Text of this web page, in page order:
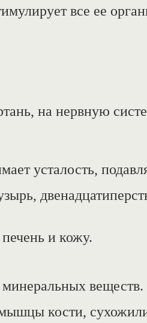
все ее
на нервную
усталость,
и кожу.
минеральных веществ.
мышцы кости,